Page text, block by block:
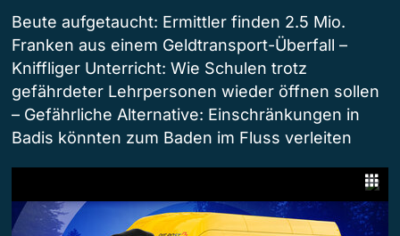
Beute aufgetaucht: Ermittler finden 2.5 Mio.
Franken aus einem Geldtransport-Überfall –
Kniffliger Unterricht: Wie Schulen trotz
gefährdeter Lehrpersonen wieder öffnen sollen
– Gefährliche Alternative: Einschränkungen in
Badis könnten zum Baden im Fluss verleiten